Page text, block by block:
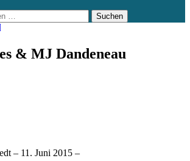
& MJ Dandeneau
– 11. Juni 2015 –